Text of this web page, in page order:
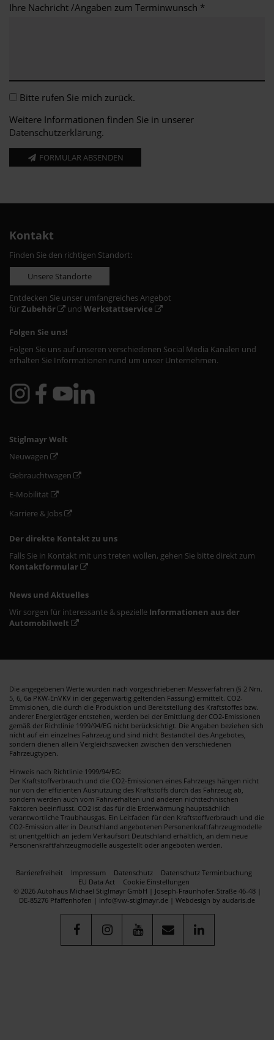
Ihre Nachricht /Angaben zum Terminwunsch *
Bitte rufen Sie mich zurück.
Weitere Informationen finden Sie in unserer
Datenschutzerklärung.
FORMULAR ABSENDEN
Kontakt
Finden Sie den richtigen Standort:
Unsere Standorte
Entdecken Sie unser umfangreiches Angebot
fürZubehör und Werkstattservice
Folgen Sie uns!
Folgen Sie uns auf unseren verschiedenen Social Media Kanälen und
erhalten Sie Informationen rund um unser Unternehmen.
Stiglmayr Welt
Neuwagen
Gebrauchtwagen
E-Mobilität
Karriere & Jobs
Der direkte Kontakt zu uns
Falls Sie in Kontakt mit uns treten wollen, gehen Sie bitte direkt zum
Kontaktformular
News und Aktuelles
Wir sorgen für interessante & spezielle Informationen aus der
Automobilwelt
Die angegebenen Werte wurden nach vorgeschriebenen Messverfahren (§ 2 Nrn.
5, 6, 6a PKW-EnVKV in der gegenwärtig geltenden Fassung) ermittelt. CO2-
Emmisionen, die durch die Produktion und Bereitstellung des Kraftstoffes bzw.
anderer Energieträger entstehen, werden bei der Emittlung der CO2-Emissionen
gemäß der Richtlinie 1999/94/EG nicht berücksichtigt. Die Angaben beziehen sich
nicht auf ein einzelnes Fahrzeug und sind nicht Bestandteil des Angebotes,
sondern dienen allein Vergleichszwecken zwischen den verschiedenen
Fahrzeugtypen.
Hinweis nach Richtlinie 1999/94/EG:
Der Kraftstoffverbrauch und die CO2-Emissionen eines Fahrzeugs hängen nicht
nur von der effizienten Ausnutzung des Kraftstoffs durch das Fahrzeug ab,
sondern werden auch vom Fahrverhalten und anderen nichttechnischen
Faktoren beeinflusst. CO2 ist das für die Erderwärmung hauptsächlich
verantwortliche Traubhausgas. Ein Leitfaden für den Kraftstoffverbrauch und die
CO2-Emission aller in Deutschland angebotenen Personenkraftfahrzeugmodelle
ist unentgeltlich an jedem Verkaufsort Deutschland erhältlich, an dem neue
Personenkraftfahrzeugmodelle ausgestellt oder angeboten werden.
Barrierefreiheit Impressum Datenschutz
Datenschutz Terminbuchung
EU Data Act
Cookie Einstellungen
© 2026 Autohaus Michael Stiglmayr GmbH | Joseph-Fraunhofer-Straße 46-48 |
DE-85276 Pfaffenhofen | info@vw-stiglmayr.de | Webdesign by audaris.de